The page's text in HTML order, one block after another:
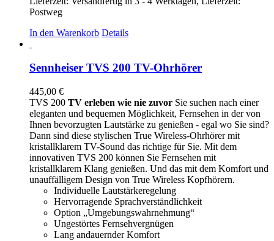
Postweg
In den Warenkorb Details
Sennheiser TVS 200 TV-Ohrhörer
445,00 €
TVS 200 TV erleben wie nie zuvor Sie suchen nach einer
eleganten und bequemen Möglichkeit, Fernsehen in der von
Ihnen bevorzugten Lautstärke zu genießen - egal wo Sie sind?
Dann sind diese stylischen True Wireless-Ohrhörer mit
kristallklarem TV-Sound das richtige für Sie. Mit dem
innovativen TVS 200 können Sie Fernsehen mit
kristallklarem Klang genießen. Und das mit dem Komfort und
unauffälligem Design von True Wireless Kopfhörern.
Individuelle Lautstärkeregelung
Hervorragende Sprachverständlichkeit
Option „Umgebungswahrnehmung“
Ungestörtes Fernsehvergnügen
Lang andauernder Komfort